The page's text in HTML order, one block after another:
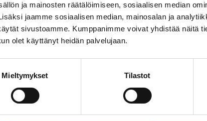
ja mainosten räätälöimiseen, sosiaalisen median
jaamme sosiaalisen median, mainosalan ja
sivustoamme. Kumppanimme voivat yhdistää näitä
olet käyttänyt heidän palvelujaan.
Mieltymykset Tilastot